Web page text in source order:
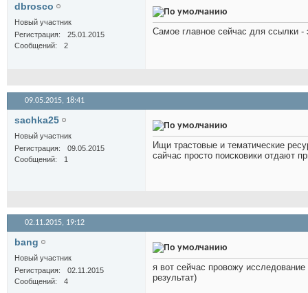
dbrosco
Новый участник
Регистрация
25.01.2015
Сообщений
2
Самое главное сейчас для ссылки -
09.05.2015, 18:41
sachka25
Новый участник
Регистрация
09.05.2015
Сообщений
1
Ищи трастовые и тематические
сайчас просто поисковики отдают
02.11.2015, 19:12
bang
Новый участник
Регистрация
02.11.2015
Сообщений
4
я вот сейчас провожу
результат)